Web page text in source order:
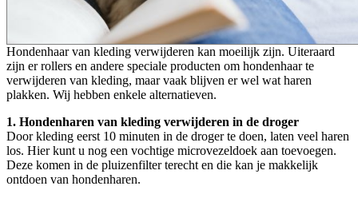
Hondenhaar van kleding verwijderen kan moeilijk zijn. Uiteraard
zijn er rollers en andere speciale producten om hondenhaar te
verwijderen van kleding, maar vaak blijven er wel wat haren
plakken. Wij hebben enkele alternatieven.
1. Hondenharen van kleding verwijderen in de droger
Door kleding eerst 10 minuten in de droger te doen, laten veel haren
los. Hier kunt u nog een vochtige microvezeldoek aan toevoegen.
Deze komen in de pluizenfilter terecht en die kan je makkelijk
ontdoen van hondenharen.